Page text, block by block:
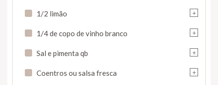
+
1/2 limão
+
1/4 de copo de vinho branco
+
Sal e pimenta qb
+
Coentros ou salsa fresca